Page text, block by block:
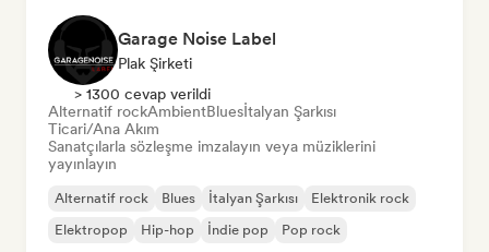
Garage Noise Label
Plak Şirketi
> 1300 cevap verildi
Alternatif rockAmbientBluesİtalyan Şarkısı
Ticari/Ana Akım
Sanatçılarla sözleşme imzalayın veya müziklerini
yayınlayın
Alternatif rock Blues İtalyan Şarkısı
Elektronik rock
Elektropop
Hip-hop İndie pop Pop rock